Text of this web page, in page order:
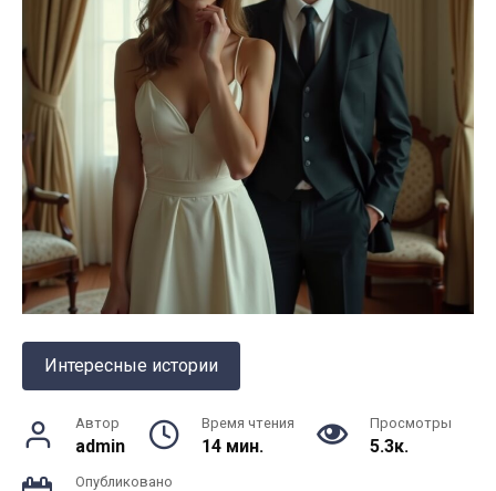
Интересные истории
Автор
admin
Время чтения
14 мин.
Просмотры
5.3к.
Опубликовано